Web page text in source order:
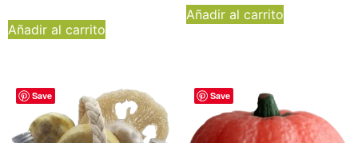
Añadir al carrito
Añadir al carrito
Save Save